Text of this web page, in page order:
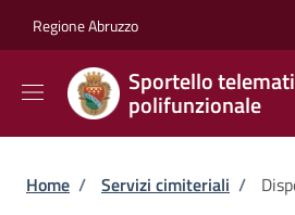
Regione Abruzzo
Sportello
polifunzionale
Briciole di pane
Home / Servizi cimiteriali /